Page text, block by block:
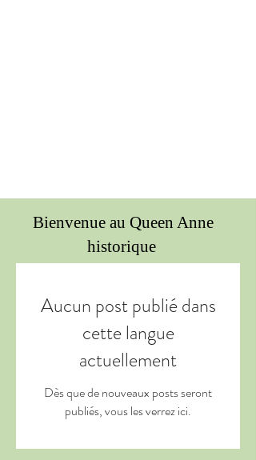
Bienvenue au Queen Anne
historique
Aucun post publié dans
cette langue
actuellement
Dès que de nouveaux posts seront
publiés, vous les verrez ici.